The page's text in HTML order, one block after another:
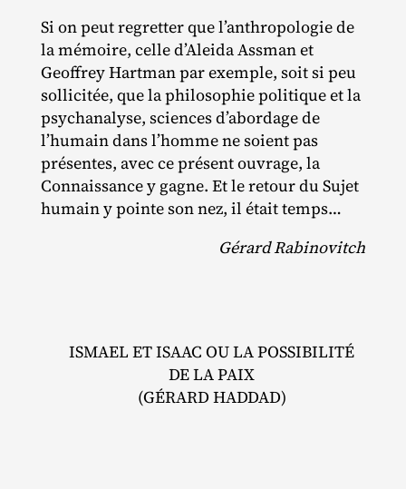
Si on peut regretter que l’anthropologie de
la mémoire, celle d’Aleida Assman et
Geoffrey Hartman par exemple, soit si peu
sollicitée, que la philosophie politique et la
psychanalyse, sciences d’abordage de
l’humain dans l’homme ne soient pas
présentes, avec ce présent ouvrage, la
Connaissance y gagne. Et le retour du Sujet
humain y pointe son nez, il était temps…
Gérard Rabinovitch
ISMAEL ET ISAAC OU LA POSSIBILITÉ
DE LA PAIX
(GÉRARD HADDAD)